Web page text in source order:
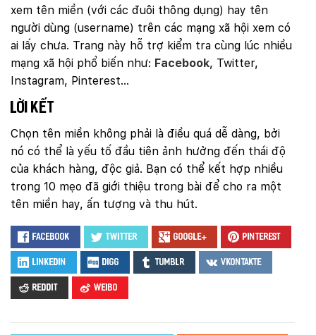
xem tên miền (với các đuôi thông dụng) hay tên
người dùng (username) trên các mạng xã hội xem có
ai lấy chưa. Trang này hỗ trợ kiểm tra cùng lúc nhiều
mạng xã hội phổ biến như: Facebook, Twitter,
Instagram, Pinterest…
Lời kết
Chọn tên miền không phải là điều quá dễ dàng, bởi
nó có thể là yếu tố đầu tiên ảnh hưởng đến thái độ
của khách hàng, độc giả. Bạn có thể kết hợp nhiều
trong 10 mẹo đã giới thiệu trong bài để cho ra một
tên miền hay, ấn tượng và thu hút.
Facebook Twitter Google+ Pinterest
LinkedIn Digg Tumblr VKontakte
Reddit Weibo
Mobile:
Tài khoản đã được Mona Mediacung cấp cho quý
khách qua hệ thống SMS tự động. Nếu cần hỗ trợ thêm